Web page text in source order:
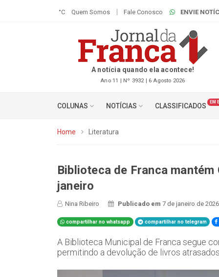
°C Quem Somos Fale Conosco ENVIE
A notícia quando ela acontece!
Ano 11 | Nº 3932 | 6 Agosto 2026
COLUNAS NOTÍCIAS CLASSIFICADOS EM
Home Literatura
Biblioteca de Franca
janeiro
Nina Ribeiro Publicado em7 de janeiro de
compartilhar no whatsapp compartilhar no telegram
A Biblioteca Municipal de Franca segue
permitindo a devolução de livros